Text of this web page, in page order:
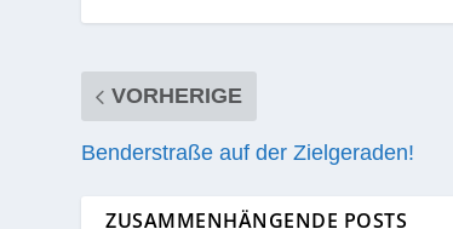
VORHERIGE
Benderstraße auf der Zielgeraden!
ZUSAMMENHÄNGENDE POSTS